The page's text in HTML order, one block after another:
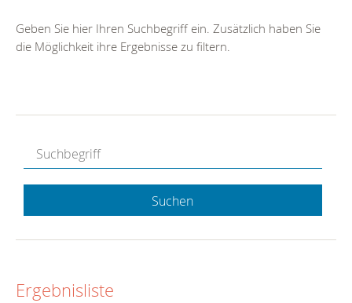
Geben Sie hier Ihren Suchbegriff ein. Zusätzlich haben Sie
die Möglichkeit ihre Ergebnisse zu filtern.
Suchen
Ergebnisliste